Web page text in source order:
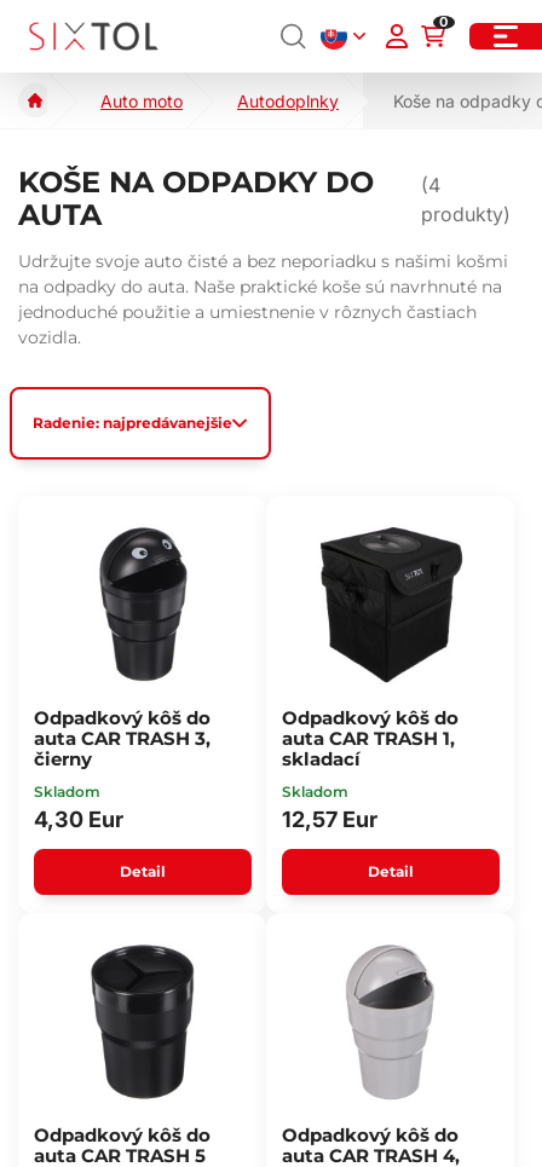
0
Auto moto Autodoplnky Koše na odpadky
KOŠE NA ODPADKY DO
AUTA
(4
produkty)
Udržujte svoje auto čisté a bez neporiadku s našimi košmi
na odpadky do auta. Naše praktické koše sú navrhnuté na
jednoduché použitie a umiestnenie v rôznych častiach
vozidla.
Radenie: najpredávanejšie
Odpadkový kôš do
auta CAR TRASH 3,
čierny
Skladom
4,30 Eur
Detail
Odpadkový kôš do
auta CAR TRASH 1,
skladací
Skladom
12,57 Eur
Detail
Odpadkový kôš do
auta CAR TRASH 5
Odpadkový kôš do
auta CAR TRASH 4,